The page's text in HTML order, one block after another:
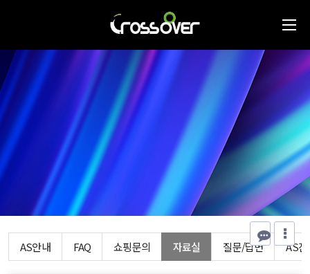
AS안내 FAQ 쇼핑문의 자료실 질문/답변 AS진